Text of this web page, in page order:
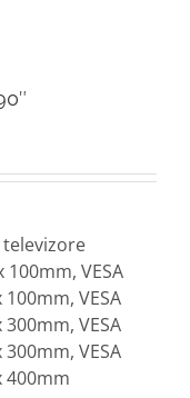
televizore
VESA
VESA
VESA
VESA
400mm